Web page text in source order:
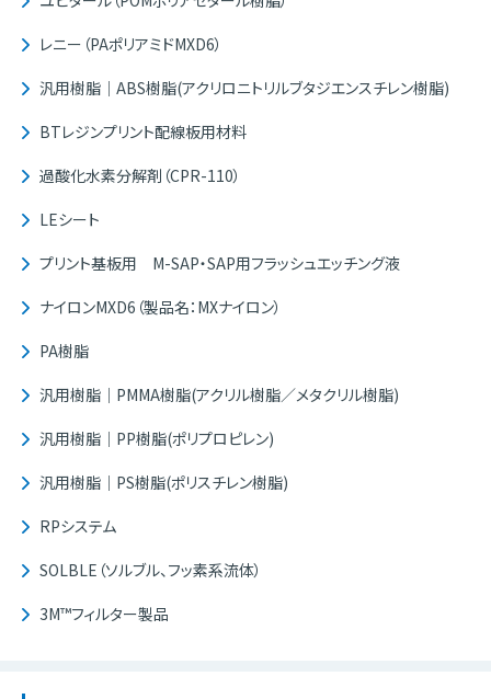
レニー（PAポリアミドMXD6）
汎用樹脂｜ABS樹脂(アクリロニトリルブタジエンスチレン樹脂)
BTレジンプリント配線板用材料
過酸化水素分解剤（CPR-110）
LEシート
プリント基板用 M-SAP・SAP用フラッシュエッチング液
ナイロンMXD6（製品名：MXナイロン）
PA樹脂
汎用樹脂｜PMMA樹脂(アクリル樹脂／メタクリル樹脂)
汎用樹脂｜PP樹脂(ポリプロピレン)
汎用樹脂｜PS樹脂(ポリスチレン樹脂)
RPシステム
SOLBLE（ソルブル、フッ素系流体）
3M™フィルター製品